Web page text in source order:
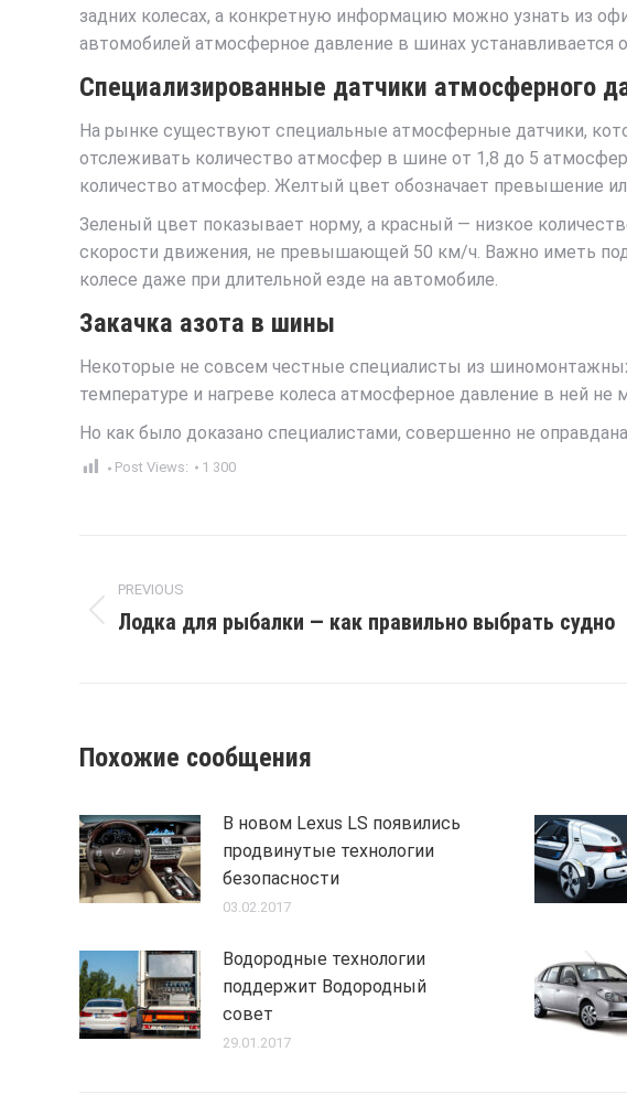
задних колесах, а конкретную информацию можно узнать из
автомобилей атмосферное давление в шинах
Специализированные датчики атмосферного
На рынке существуют специальные атмосферные датчики,
отслеживать количество атмосфер в шине от 1,8 до 5
количество атмосфер. Желтый цвет обозначает превышение
Зеленый цвет показывает норму, а красный — низкое
скорости движения, не превышающей 50 км/ч. Важно иметь
колесе даже при длительной езде на автомобиле.
Закачка азота в шины
Некоторые не совсем честные специалисты из
температуре и нагреве колеса атмосферное давление в ней не
Но как было доказано специалистами, совершенно не
Post Views: 1 300
navigation
PREVIOUS
Previous
Лодка для рыбалки — как правильно выбрать судно
Похожие сообщения
В новом Lexus LS появились
продвинутые технологии
безопасности
03.02.2017
Водородные технологии
поддержит Водородный
совет
29.01.2017